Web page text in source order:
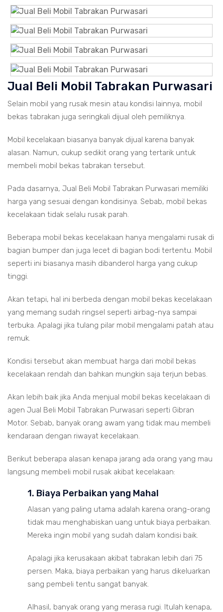
Jual Beli Mobil Tabrakan Purwasari
Selain mobil yang rusak mesin atau kondisi lainnya, mobil
bekas tabrakan juga seringkali dijual oleh pemiliknya.
Mobil kecelakaan biasanya banyak dijual karena banyak
alasan. Namun, cukup sedikit orang yang tertarik untuk
membeli mobil bekas tabrakan tersebut.
Pada dasarnya, Jual Beli Mobil Tabrakan Purwasari memiliki
harga yang sesuai dengan kondisinya. Sebab, mobil bekas
kecelakaan tidak selalu rusak parah.
Beberapa mobil bekas kecelakaan hanya mengalami rusak di
bagian bumper dan juga lecet di bagian bodi tertentu. Mobil
seperti ini biasanya masih dibanderol harga yang cukup
tinggi.
Akan tetapi, hal ini berbeda dengan mobil bekas kecelakaan
yang memang sudah ringsel seperti airbag-nya sampai
terbuka. Apalagi jika tulang pilar mobil mengalami patah atau
remuk.
Kondisi tersebut akan membuat harga dari mobil bekas
kecelakaan rendah dan bahkan mungkin saja terjun bebas.
Akan lebih baik jika Anda menjual mobil bekas kecelakaan di
agen Jual Beli Mobil Tabrakan Purwasari seperti Gibran
Motor. Sebab, banyak orang awam yang tidak mau membeli
kendaraan dengan riwayat kecelakaan.
Berikut beberapa alasan kenapa jarang ada orang yang mau
langsung membeli mobil rusak akibat kecelakaan:
1. Biaya Perbaikan yang Mahal
Alasan yang paling utama adalah karena orang-orang
tidak mau menghabiskan uang untuk biaya perbaikan.
Mereka ingin mobil yang sudah dalam kondisi baik.
Apalagi jika kerusakaan akibat tabrakan lebih dari 75
persen. Maka, biaya perbaikan yang harus dikeluarkan
sang pembeli tentu sangat banyak.
Alhasil, banyak orang yang merasa rugi. Itulah kenapa,